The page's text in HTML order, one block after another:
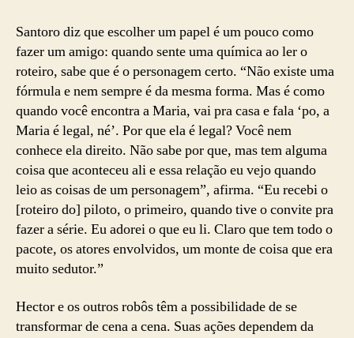
Santoro diz que escolher um papel é um pouco como
fazer um amigo: quando sente uma química ao ler o
roteiro, sabe que é o personagem certo. “Não existe uma
fórmula e nem sempre é da mesma forma. Mas é como
quando você encontra a Maria, vai pra casa e fala ‘po, a
Maria é legal, né’. Por que ela é legal? Você nem
conhece ela direito. Não sabe por que, mas tem alguma
coisa que aconteceu ali e essa relação eu vejo quando
leio as coisas de um personagem”, afirma. “Eu recebi o
[roteiro do] piloto, o primeiro, quando tive o convite pra
fazer a série. Eu adorei o que eu li. Claro que tem todo o
pacote, os atores envolvidos, um monte de coisa que era
muito sedutor.”
Hector e os outros robôs têm a possibilidade de se
transformar de cena a cena. Suas ações dependem da